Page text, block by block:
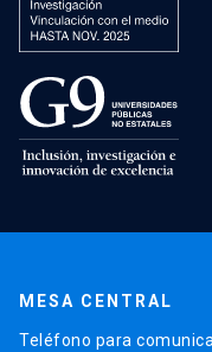
MESA CENTRAL
Teléfono para